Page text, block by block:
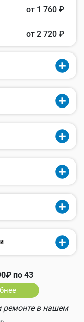
от 1 760 ₽
от 2 720 ₽
по 43
ремонте в нашем